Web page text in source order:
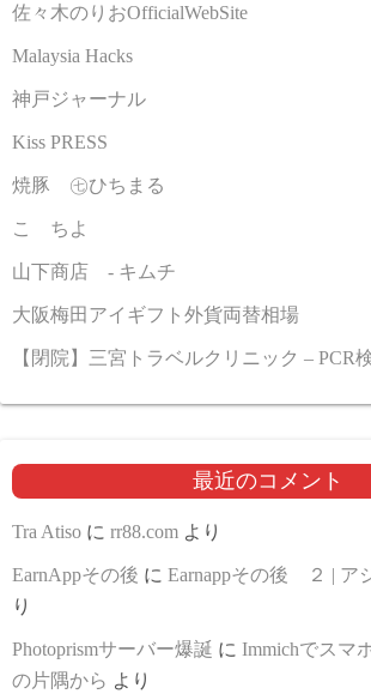
佐々木のりおOfficialWebSite
Malaysia Hacks
神戸ジャーナル
Kiss PRESS
焼豚 ㊆ひちまる
こゝちよ
山下商店 - キムチ
大阪梅田アイギフト外貨両替相場
【閉院】三宮トラベルクリニック – PCR
最近のコメント
Tra Atiso に rr88.com より
EarnAppその後 に Earnappその後 ２ | ア
り
Photoprismサーバー爆誕 に Immichでスマ
の片隅から より